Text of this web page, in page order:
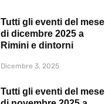
Tutti gli eventi del mese
di dicembre 2025 a
Rimini e dintorni
Dicembre 3, 2025
Tutti gli eventi del mese